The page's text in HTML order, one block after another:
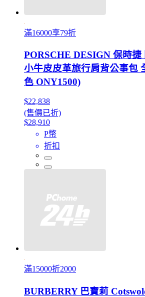
滿16000享79折
PORSCHE DESIGN 保時捷
小牛皮皮革旅行肩背公事包
色 ONY1500)
$22,838
(售價已折)
$28,910
P幣
折扣
滿15000折2000
BURBERRY 巴寶莉